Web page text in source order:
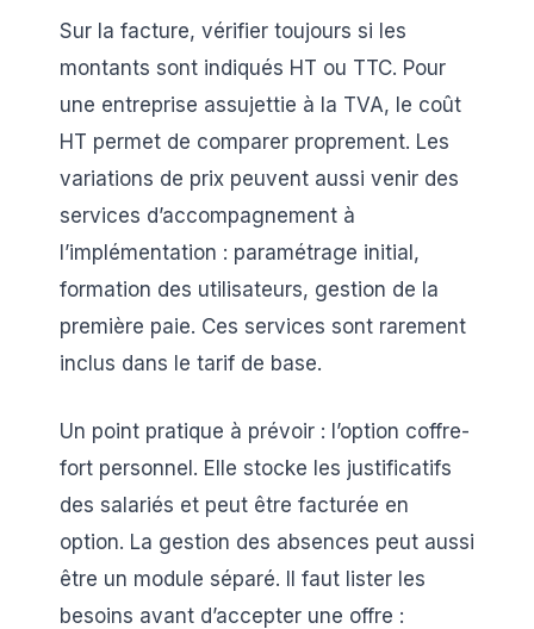
Sur la facture, vérifier toujours si les
montants sont indiqués HT ou TTC. Pour
une entreprise assujettie à la TVA, le coût
HT permet de comparer proprement. Les
variations de prix peuvent aussi venir des
services d’accompagnement à
l’implémentation : paramétrage initial,
formation des utilisateurs, gestion de la
première paie. Ces services sont rarement
inclus dans le tarif de base.
Un point pratique à prévoir : l’option coffre-
fort personnel. Elle stocke les justificatifs
des salariés et peut être facturée en
option. La gestion des absences peut aussi
être un module séparé. Il faut lister les
besoins avant d’accepter une offre :